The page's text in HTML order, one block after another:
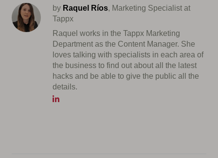
by Raquel Ríos, Marketing Specialist at
Tappx
Raquel works in the Tappx Marketing
Department as the Content Manager. She
loves talking with specialists in each area of
the business to find out about all the latest
hacks and be able to give the public all the
details.